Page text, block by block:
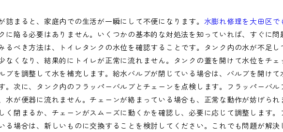
詰まると、家庭内での生活が一瞬にして不便になります。 水膨れ修理を大田区
に陥る必要はありません。いくつかの基本的な対処法を知っていれば、すぐに
るべき方法は、トイレタンクの水位を確認することです。タンク内の水が不足し
なくなり、結果的にトイレが正常に流れません。タンクの蓋を開けて水位をチ
ブを調整して水を補充します。給水バルブが閉じている場合は、バルブを開けて
。次に、タンク内のフラッパーバルブとチェーンを点検します。フラッパーバ
水が便器に流れません。チェーンが絡まっている場合も、正常な動作が妨げら
く閉まるか、チェーンがスムーズに動くかを確認し、必要に応じて調整します
る場合は、新しいものに交換することを検討してください。これでも問題が解決